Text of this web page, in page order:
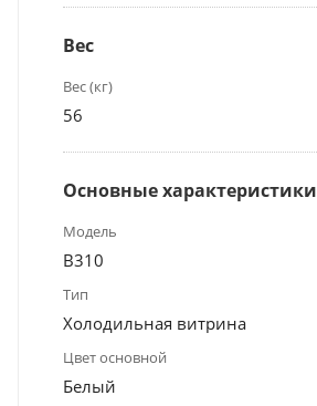
Вес
Вес (кг)
56
Основные характеристики
Модель
B310
Тип
Холодильная витрина
Цвет основной
Белый